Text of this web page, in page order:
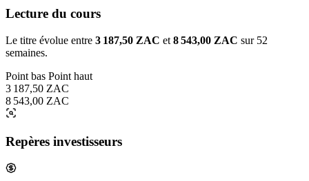
Lecture du cours
Le titre évolue entre 3 187,50 ZAC et 8 543,00 ZAC sur 52
semaines.
Point bas Point haut
3 187,50 ZAC
8 543,00 ZAC
Repères investisseurs